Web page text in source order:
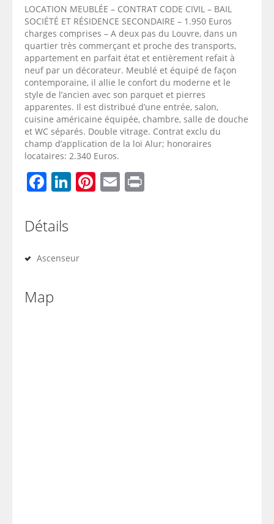
LOCATION MEUBLÉE – CONTRAT CODE CIVIL – BAIL
SOCIÉTÉ ET RÉSIDENCE SECONDAIRE – 1.950 Euros
charges comprises – A deux pas du Louvre, dans un
quartier très commerçant et proche des transports,
appartement en parfait état et entièrement refait à
neuf par un décorateur. Meublé et équipé de façon
contemporaine, il allie le confort du moderne et le
style de l’ancien avec son parquet et pierres
apparentes. Il est distribué d’une entrée, salon,
cuisine américaine équipée, chambre, salle de douche
et WC séparés. Double vitrage. Contrat exclu du
champ d’application de la loi Alur; honoraires
locataires: 2.340 Euros.
Facebook
LinkedIn
Pinterest
Email
Détails
Ascenseur
Map